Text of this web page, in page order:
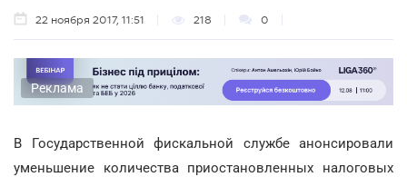
22 ноября 2017, 11:51 218 0
Реклама
В Государственной фискальной службе анонсировали
уменьшение количества приостановленных налоговых